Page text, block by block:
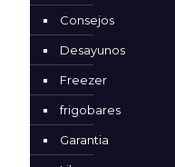
Consejos
Desayunos
Freezer
frigobares
Garantia